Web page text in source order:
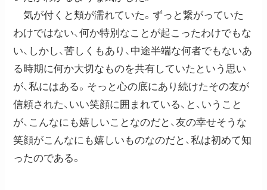
気が付くと頬が濡れていた。ずっと繋がっていた
わけではない、何か特別なことが起こったわけでもな
い、しかし、苦しくもあり、中途半端な何者でもないあ
る時期に何か大切なものを共有していたという思い
が、私にはある。そっと心の底にあり続けたその友が
信頼された、いい笑顔に囲まれている、と、いうこと
が、こんなにも嬉しいことなのだと、友の幸せそうな
笑顔がこんなにも嬉しいものなのだと、私は初めて知
ったのである。